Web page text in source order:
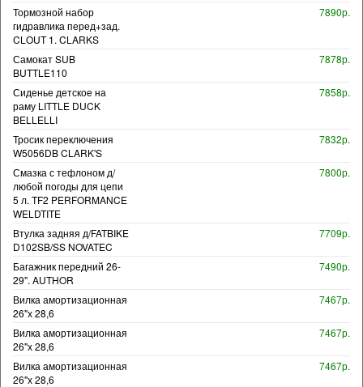
Тормозной набор
гидравлика перед+зад.
CLOUT 1. CLARKS
7890р.
Самокат SUB
BUTTLE110
7878р.
Сиденье детское на
раму LITTLE DUCK
BELLELLI
7858р.
Тросик переключения
W5056DB CLARK'S
7832р.
Смазка с тефлоном д/
любой погоды для цепи
5 л. TF2 PERFORMANCE
WELDTITE
7800р.
Втулка задняя д/FATBIKE
D102SB/SS NOVATEC
7709р.
Багажник передний 26-
29". AUTHOR
7490р.
Вилка амортизационная
26"х 28,6
7467р.
Вилка амортизационная
26"х 28,6
7467р.
Вилка амортизационная
26"х 28,6
7467р.